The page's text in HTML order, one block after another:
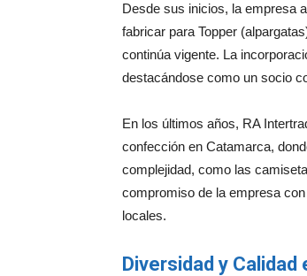
Desde sus inicios, la empresa
fabricar para Topper
continúa vigente. La
destacándose como un socio
En los últimos años, RA
confección en Catamarca,
complejidad, como las
compromiso de la empresa
locales.
Diversidad y Calidad